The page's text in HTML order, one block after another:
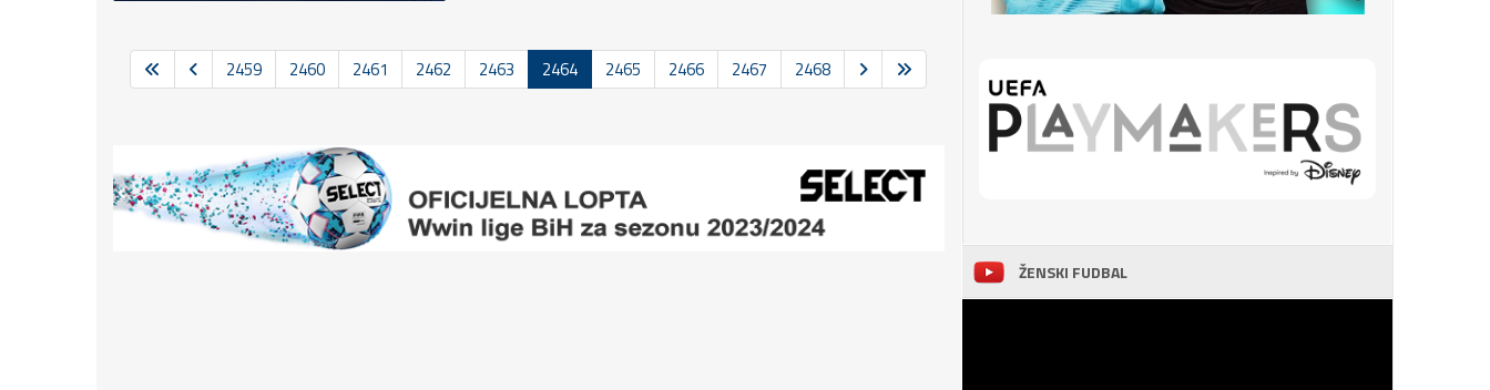
2459 2460 2461 2462 2463 2464 2465 2466 2467 2468
ŽENSKI FUDBAL